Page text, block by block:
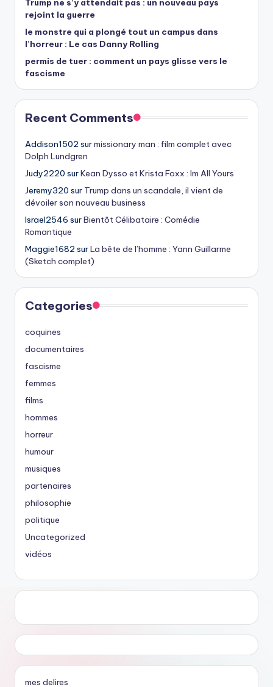
Trump ne s’y attendait pas : un nouveau pays
rejoint la guerre
le monstre qui a plongé tout un campus dans
l’horreur : Le cas Danny Rolling
permis de tuer : comment un pays glisse vers le
fascisme
Recent Comments
Addison1502 surmissionary man : film complet avec
Dolph Lundgren
Judy2220 surKean Dysso et Krista Foxx : Im All Yours
Jeremy320 sur Trump dans un scandale, il vient de
dévoiler son nouveau business
Israel2546 surBientôt Célibataire : Comédie
Romantique
Maggie1682 surLa bête de l’homme : Yann Guillarme
(Sketch complet)
Categories
coquines
documentaires
fascisme
femmes
films
hommes
horreur
humour
musiques
partenaires
philosophie
politique
Uncategorized
vidéos
mes delires